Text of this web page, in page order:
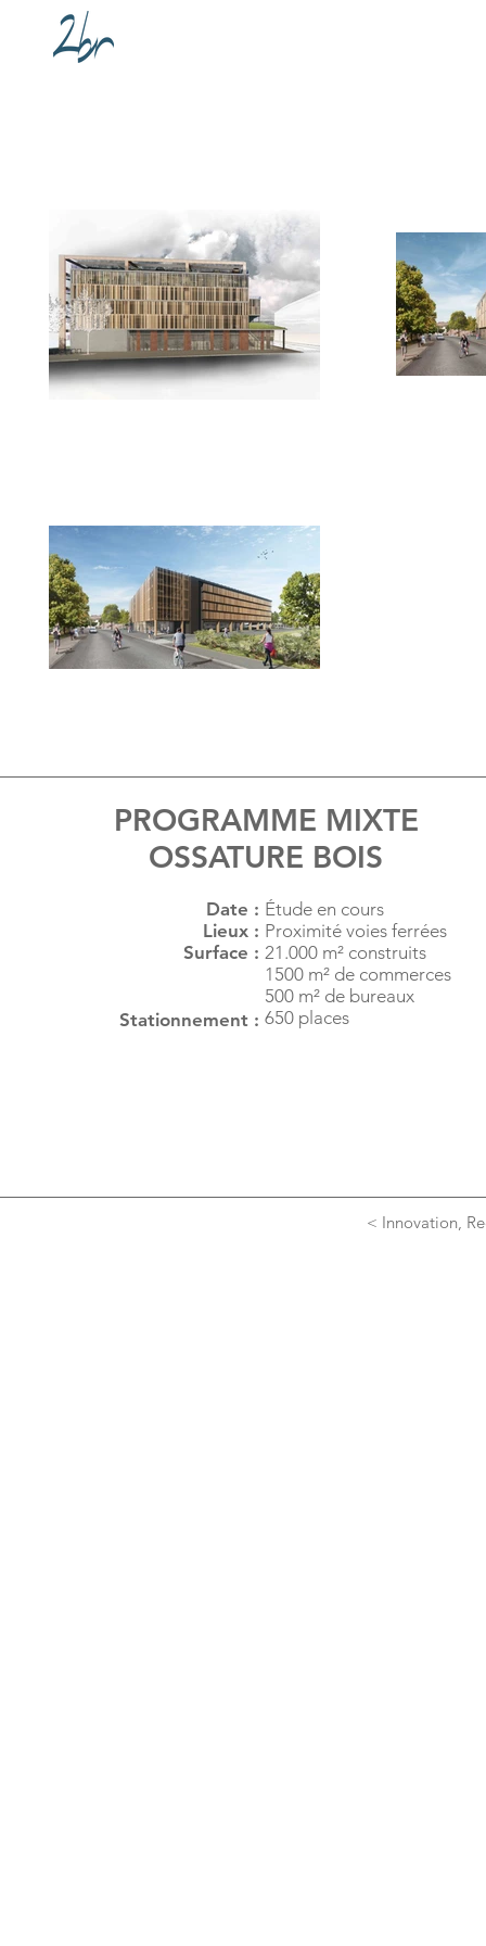
PROGRAMME MIXTE
OSSATURE BOIS
Date :
Lieux :
Surface :
Stationnement :
Étude en cours
Proximité voies ferrées
21.000 m² construits
1500 m² de commerces
500 m² de bureaux
650 places
< Innovation,